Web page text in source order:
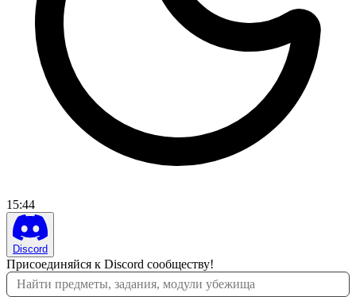
15:44
Discord
Присоединяйся к Discord сообществу!